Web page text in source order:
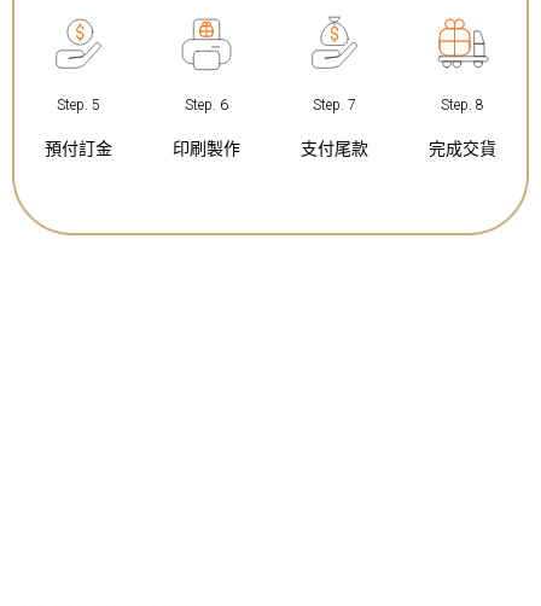
Step. 5
預付訂金
Step. 6
印刷製作
Step. 7
支付尾款
Step. 8
完成交貨